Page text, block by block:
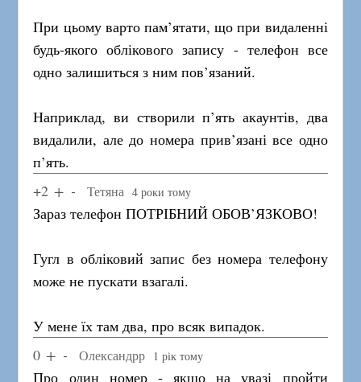
При цьому варто пам’ятати, що при видаленні
будь-якого облікового запису - телефон все
одно залишиться з ним пов’язаний.
Наприклад, ви створили п’ять акаунтів, два
видалили, але до номера прив’язані все одно
п’ять.
+2
Тетяна 4 роки тому
Зараз телефон ПОТРІБНИЙ ОБОВ’ЯЗКОВО!
Гугл в обліковий запис без номера телефону
може не пускати взагалі.
У мене їх там два, про всяк випадок.
0
Олександрр 1 рік тому
Про один номер - якщо на увазі пройти